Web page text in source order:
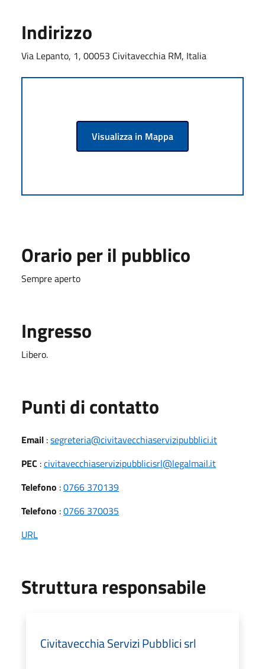
Indirizzo
Via Lepanto, 1, 00053 Civitavecchia RM, Italia
Visualizza in Mappa
Orario per il pubblico
Sempre aperto
Ingresso
Libero.
Punti di contatto
Email :segreteria@civitavecchiaservizipubblici.it
PEC :civitavecchiaservizipubblicisrl@legalmail.it
Telefono :0766 370139
Telefono :0766 370035
URL
Struttura responsabile
Civitavecchia Servizi Pubblici srl